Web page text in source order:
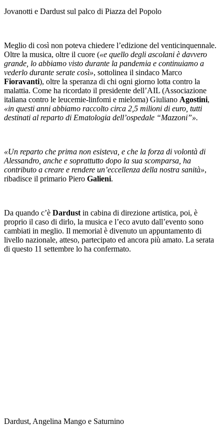
Jovanotti e Dardust sul palco di Piazza del Popolo
Meglio di così non poteva chiedere l’edizione del venticinquennale.
Oltre la musica, oltre il cuore («e quello degli ascolani è davvero
grande, lo abbiamo visto durante la pandemia e continuiamo a
vederlo durante serate così», sottolinea il sindaco Marco
Fioravanti), oltre la speranza di chi ogni giorno lotta contro la
malattia. Come ha ricordato il presidente dell’AIL (Associazione
italiana contro le leucemie-linfomi e mieloma) Giuliano Agostini,
«in questi anni abbiamo raccolto circa 2,5 milioni di euro, tutti
destinati al reparto di Ematologia dell’ospedale “Mazzoni”».
«Un reparto che prima non esisteva, e che la forza di volontà di
Alessandro, anche e soprattutto dopo la sua scomparsa, ha
contributo a creare e rendere un’eccellenza della nostra sanità»,
ribadisce il primario Piero Galieni.
Da quando c’è Dardust in cabina di direzione artistica, poi, è
proprio il caso di dirlo, la musica e l’eco avuto dall’evento sono
cambiati in meglio. Il memorial è divenuto un appuntamento di
livello nazionale, atteso, partecipato ed ancora più amato. La serata
di questo 11 settembre lo ha confermato.
Dardust, Angelina Mango e Saturnino